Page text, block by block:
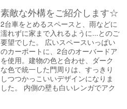
素敵な外構をご紹介します☆
2台車をとめるスペースと、雨などに
濡れずに家まで入れるように...とのご
要望でした。 広いスペースいっぱい
のカーポートに、2台のオーバードア
を使用。建物の色と合わせ、ダーク
な色で統一した門周りは、すっきり
しつつかっこいいデザインになりま
した。 内側の壁も白いレンガでアク